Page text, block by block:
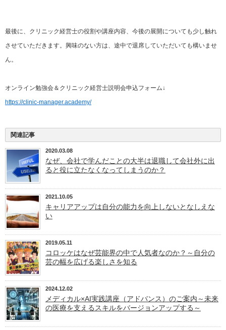
最後に、クリニック経営士の役割や講座内容、今後の展開についても少し触れ
させていただきます。興味のない方は、途中で退席していただいても構いませ
ん。
オンライン勉強会＆クリニック経営士説明会申込フォーム↓
https://clinic-manager.academy/
関連記事
2020.03.08
なぜ、会社で学んだことの大半は退職して会社外に出
ると役に立たなくなってしまうのか？
2021.10.05
キャリアアップは自分の能力を向上しないとなしえな
い
2019.05.11
コロッケはなぜ芸能界の中で人気者なのか？～自分の
芸の幅を広げる楽しさを知る
2024.12.02
メディカル×AI実践講座（アドバンス）のご案内～未来
の医療を支えるスキルをバージョンアップする～